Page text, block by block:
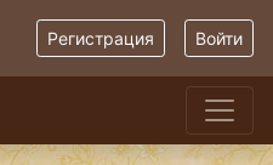
Регистрация Войти